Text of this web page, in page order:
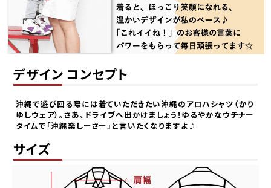
デザイン コンセプト
沖縄で遊び回る際には着ていただきたい沖縄のアロハシャツ（かり
ゆしウェア）。さあ、ドライブへ出かけましょう！ゆるやかなウチナー
タイムで「沖縄楽しーさー」と言いたくなりますよ♪
サイズ